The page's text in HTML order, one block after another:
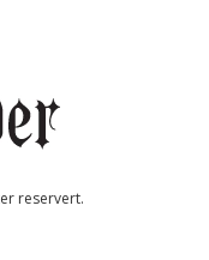
reservert.